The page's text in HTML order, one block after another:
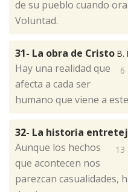
de su pueblo cuando
Voluntad.
31- La obra de Cristo B.
6
Hay una realidad que
afecta a cada ser
humano que viene a
32- La historia
13
Aunque los hechos
que acontecen nos
parezcan casualidades,